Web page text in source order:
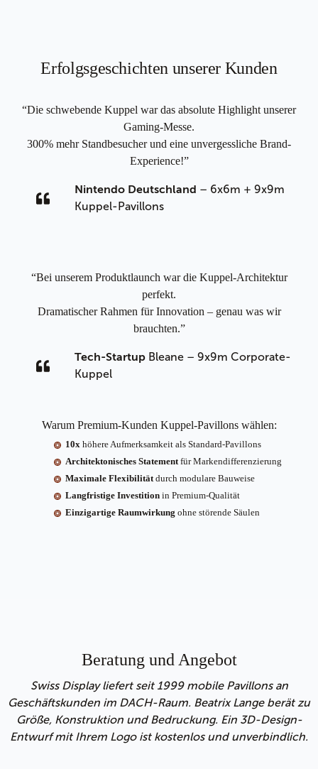
Erfolgsgeschichten unserer Kunden
“Die schwebende Kuppel war das absolute Highlight unserer
Gaming-Messe.
300% mehr Standbesucher und eine unvergessliche Brand-
Experience!”
Nintendo Deutschland – 6x6m + 9x9m
Kuppel-Pavillons
“Bei unserem Produktlaunch war die Kuppel-Architektur
perfekt.
Dramatischer Rahmen für Innovation – genau was wir
brauchten.”
Tech-Startup Bleane – 9x9m Corporate-
Kuppel
Warum Premium-Kunden Kuppel-Pavillons wählen:
10x höhere Aufmerksamkeit als Standard-Pavillons
Architektonisches Statementfür Markendifferenzierung
Maximale Flexibilitätdurch modulare Bauweise
Langfristige Investitionin Premium-Qualität
Einzigartige Raumwirkung ohne störende Säulen
Beratung und Angebot
Swiss Display liefert seit 1999 mobile Pavillons an
Geschäftskunden im DACH-Raum. Beatrix Lange berät zu
Größe, Konstruktion und Bedruckung. Ein 3D-Design-
Entwurf mit Ihrem Logo ist kostenlos und unverbindlich.